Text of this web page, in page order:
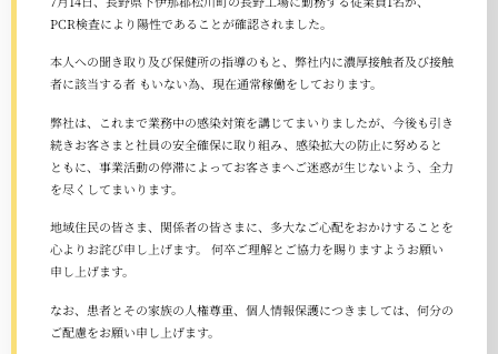
PCR検査により陽性であることが確認されました。
本人への聞き取り及び保健所の指導のもと、弊社内に濃厚接触者及び接触
者に該当する者 もいない為、現在通常稼働をしております。
弊社は、これまで業務中の感染対策を講じてまいりましたが、今後も引き
続きお客さまと社員の安全確保に取り組み、感染拡大の防止に努めると
ともに、事業活動の停滞によってお客さまへご迷惑が生じないよう、全力
を尽くしてまいります。
地域住民の皆さま、関係者の皆さまに、多大なご心配をおかけすることを
心よりお詫び申し上げます。 何卒ご理解とご協力を賜りますようお願い
申し上げます。
なお、患者とその家族の人権尊重、個人情報保護につきましては、何分の
ご配慮をお願い申し上げます。